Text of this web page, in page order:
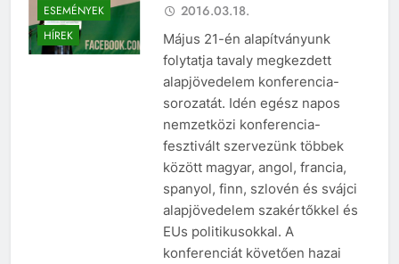
ESEMÉNYEK
HÍREK
2016.03.18.
Május 21-én alapítványunk
folytatja tavaly megkezdett
alapjövedelem konferencia-
sorozatát. Idén egész napos
nemzetközi konferencia-
fesztivált szervezünk többek
között magyar, angol, francia,
spanyol, finn, szlovén és svájci
alapjövedelem szakértőkkel és
EUs politikusokkal. A
konferenciát követően hazai